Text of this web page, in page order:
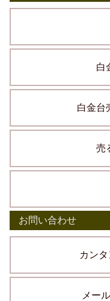
白
白金台
売
お問い合わせ
カン
メー